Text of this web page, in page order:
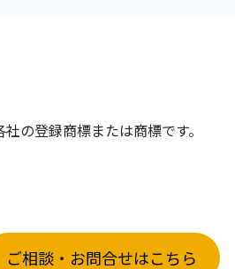
の登録商標または商標です。
ご相談・お問合せはこちら